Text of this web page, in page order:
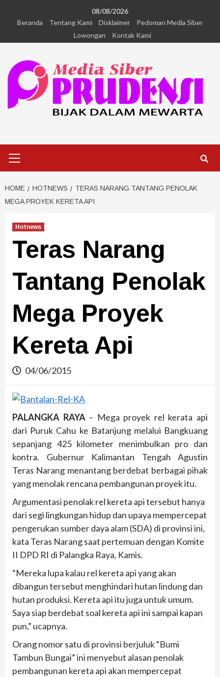
08/08/2026
Beranda
Tentang Kami Disklaimer
Pedoman Media Siber
Lowongan
Kontak Kami
HOME HOTNEWS
TERAS NARANG TANTANG PENOLAK
MEGA PROYEK KERETA API
Hotnews
Teras Narang
Tantang Penolak
Mega Proyek
Kereta Api
04/06/2015
PALANGKA RAYA– Mega proyek rel kerata api
dari Puruk Cahu ke Batanjung melalui Bangkuang
sepanjang 425 kilometer menimbulkan pro dan
kontra. Gubernur Kalimantan Tengah Agustin
Teras Narang menantang berdebat berbagai pihak
yang menolak rencana pembangunan proyek itu.
Argumentasi penolak rel kereta api tersebut hanya
dari segi lingkungan hidup dan upaya mempercepat
pengerukan sumber daya alam (SDA) di provinsi ini,
kata Teras Narang saat pertemuan dengan Komite
II DPD RI di Palangka Raya, Kamis.
“Mereka lupa kalau rel kereta api yang akan
dibangun tersebut menghindari hutan lindung dan
hutan produksi. Kereta api itu juga untuk umum.
Saya siap berdebat soal kereta api ini sampai kapan
pun,” ucapnya.
Orang nomor satu di provinsi berjuluk “Bumi
Tambun Bungai” ini menyebut alasan penolak
pembangunan kereta api akan mempercepat